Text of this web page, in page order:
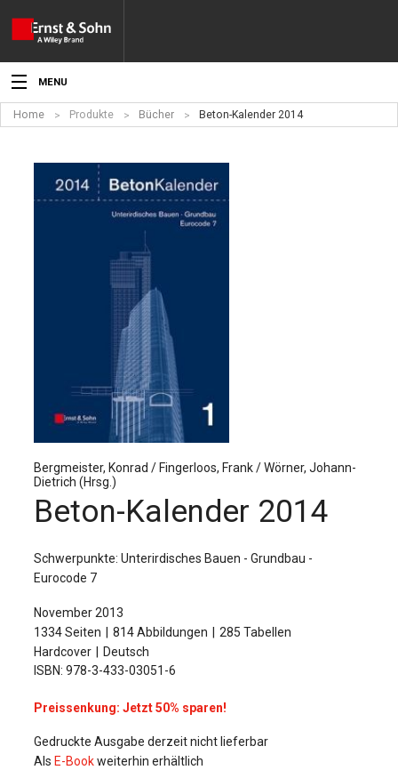
MENU
Aktuelles
Veranstaltungen
Angebote
Verlag
Sprache / Language: DE
Home Produkte Bücher Beton-Kalender 2014
Bergmeister, Konrad / Fingerloos, Frank / Wörner, Johann-
Dietrich (Hrsg.)
Beton-Kalender 2014
Schwerpunkte: Unterirdisches Bauen - Grundbau -
Eurocode 7
November 2013
1334 Seiten
814 Abbildungen
285 Tabellen
Hardcover
Deutsch
ISBN: 978-3-433-03051-6
Preissenkung: Jetzt 50% sparen!
Gedruckte Ausgabe derzeit nicht lieferbar
Als E-Bookweiterhin erhältlich